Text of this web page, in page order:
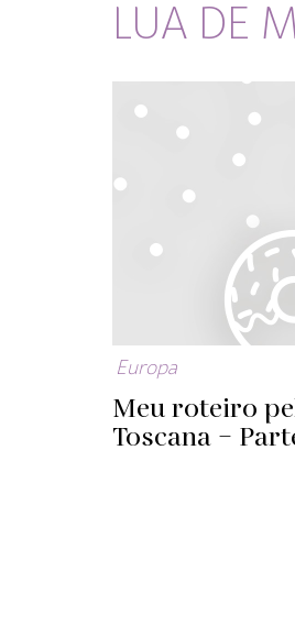
LUA DE
Europa
Meu roteiro
Toscana –